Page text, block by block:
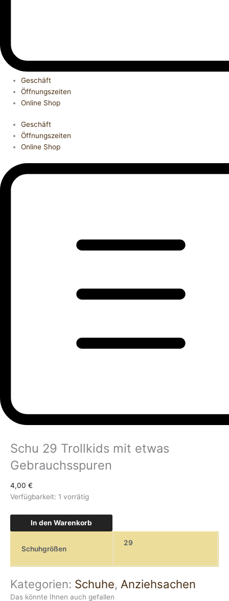
Geschäft
Öffnungszeiten
Online Shop
Geschäft
Öffnungszeiten
Online Shop
Schu 29 Trollkids mit etwas
Gebrauchsspuren
4,00 €
Verfügbarkeit: 1 vorrätig
In den Warenkorb
Schuhgrößen
29
Kategorien: Schuhe, Anziehsachen
Das könnte Ihnen auch gefallen